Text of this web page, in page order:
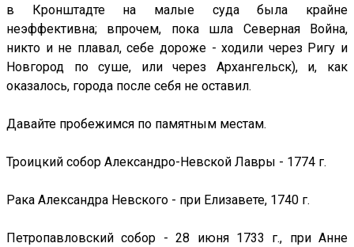
в Кронштадте на малые суда была крайне
неэффективна; впрочем, пока шла Северная Война,
никто и не плавал, себе дороже - ходили через Ригу и
Новгород по суше, или через Архангельск), и, как
оказалось, города после себя не оставил.
Давайте пробежимся по памятным местам.
Троицкий собор Александро-Невской Лавры - 1774 г.
Рака Александра Невского - при Елизавете, 1740 г.
Петропавловский собор - 28 июня 1733 г., при Анне